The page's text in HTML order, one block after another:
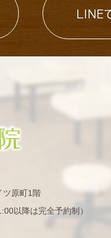
LINE
ツ原町1階
以降は完全予約制）